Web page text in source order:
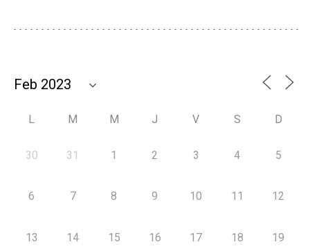
L M M J V S D
30 31 1 2 3 4 5
6 7 8 9 10 11 12
13 14 15 16 17 18 19